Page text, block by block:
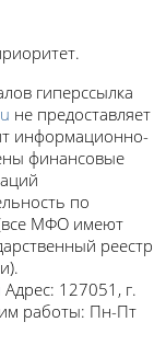
гиперссылка
не предоставляет
информационно-
финансовые
по
МФО имеют
реестр
Адрес: 127051, г.
работы: Пн-Пт